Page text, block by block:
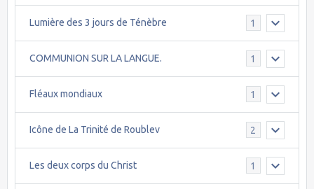
Lumière des 3 jours de Ténèbre 1
COMMUNION SUR LA LANGUE. 1
Fléaux mondiaux 1
Icône de La Trinité de Roublev 2
Les deux corps du Christ 1